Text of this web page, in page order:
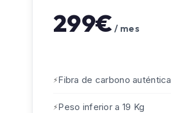
299€ / mes
Fibra de carbono auténtica
Peso inferior a 19 Kg